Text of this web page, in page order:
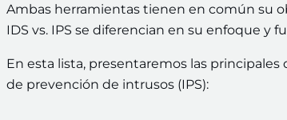
Ambas herramientas tienen en común su
IDS vs. IPS se diferencian en su enfoque y
En esta lista, presentaremos las
de prevención de intrusos (IPS):